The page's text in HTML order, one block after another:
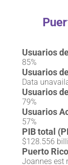
Usuarios
85%
Usuarios
Data
Usuarios
79%
Usuarios
57%
PIB total
$128.556
Puerto
Joannes est